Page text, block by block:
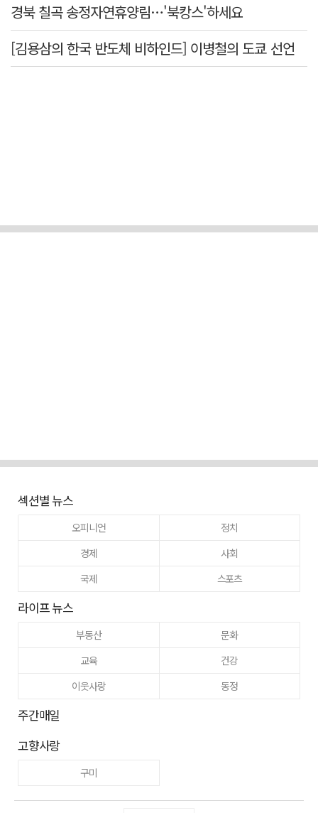
경북 칠곡 송정자연휴양림…'북캉스'하세요
[김용삼의 한국 반도체 비하인드] 이병철의 도쿄 선언
섹션별 뉴스
오피니언
정치
경제
사회
국제
스포츠
라이프 뉴스
부동산
문화
교육
건강
이웃사랑
동정
주간매일
고향사랑
구미